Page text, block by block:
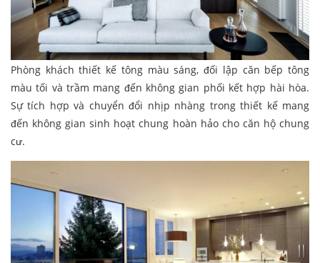
Phòng khách thiết kế tông màu sáng, đối lập căn bếp tông
màu tối và trầm mang đến không gian phối kết hợp hài hòa.
Sự tích hợp và chuyển đổi nhịp nhàng trong thiết kế mang
đến không gian sinh hoạt chung hoàn hảo cho căn hộ chung
cư.